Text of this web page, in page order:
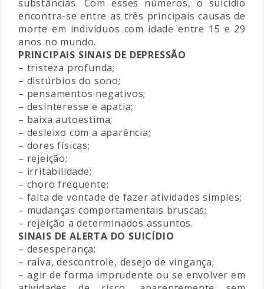
substâncias. Com esses números, o suicídio
encontra-se entre as três principais causas de
morte em indivíduos com idade entre 15 e 29
anos no mundo.
PRINCIPAIS SINAIS DE DEPRESSÃO
– tristeza profunda;
– distúrbios do sono;
– pensamentos negativos;
– desinteresse e apatia;
– baixa autoestima;
– desleixo com a aparência;
– dores físicas;
– rejeição;
– irritabilidade;
– choro frequente;
– falta de vontade de fazer atividades simples;
– mudanças comportamentais bruscas;
– rejeição a determinados assuntos.
SINAIS DE ALERTA DO SUICÍDIO
– desesperança;
– raiva, descontrole, desejo de vingança;
– agir de forma imprudente ou se envolver em